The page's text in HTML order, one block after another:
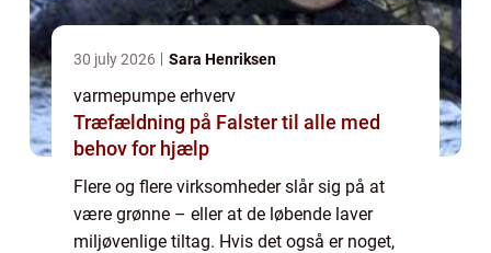
30 july 2026 Sara Henriksen
varmepumpe erhverv
Træfældning på Falster til alle med
behov for hjælp
Flere og flere virksomheder slår sig på at
være grønne – eller at de løbende laver
miljøvenlige tiltag. Hvis det også er noget,